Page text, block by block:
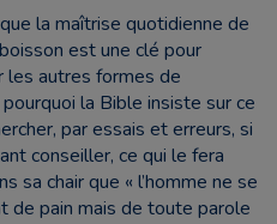
la maîtrise quotidienne de
est une clé pour
les autres formes de
la Bible insiste sur ce
par essais et erreurs, si
conseiller, ce qui le fera
sa chair que « l’homme ne se
de pain mais de toute parole